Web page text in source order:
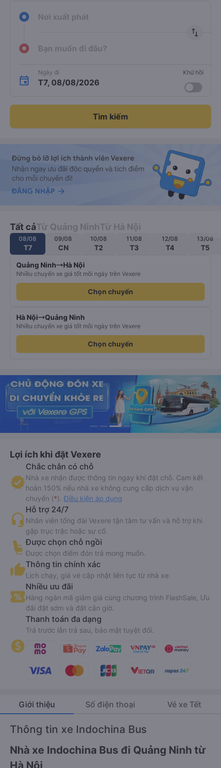
Nơi xuất phát
import_export
Bạn muốn đi đâu?
Ngày đi
T7, 08/08/2026
Khứ hồi
Tìm kiếm
Tất cảTừ Quảng NinhTừ Hà Nội
08/08
T7
09/08
CN
10/08
T2
11/08
T3
12/08
T4
13/08
T5
Quảng Ninh Hà Nội
Nhiều chuyến xe giá tốt mỗi ngày trên Vexere
Chọn chuyến
Hà Nội Quảng Ninh
Nhiều chuyến xe giá tốt mỗi ngày trên Vexere
Chọn chuyến
Lợi ích khi đặt Vexere
Chắc chắn có chỗ
Nhà xe nhận được thông tin ngay khi đặt chỗ. Cam kết
hoàn 150% nếu nhà xe không cung cấp dịch vụ vận
chuyển (*). Điều kiện áp dụng
Hỗ trợ 24/7
Nhân viên tổng đài Vexere tận tâm tư vấn và hỗ trợ khi
gặp trục trặc hoặc sự cố.
Được chọn chỗ ngồi
Được chọn điểm đón trả mong muốn.
Thông tin chính xác
Lịch chạy, giá vé cập nhật liên tục từ nhà xe.
Nhiều ưu đãi
Hàng ngàn mã giảm giá cùng chương trình FlashSale, Ưu
đãi đặt sớm và đặt cận giờ.
Thanh toán đa dạng
Trả trước lẫn trả sau, bảo mật tuyệt đối.
Giới thiệu Số điện thoại Vé xe Tết
Thông tin xe Indochina Bus
Nhà xe Indochina Bus đi Quảng Ninh từ
Hà Nội